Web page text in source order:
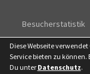
Besucherstatistik
Diese Webseite
Service bieten zu
Du unter Datenschutz.